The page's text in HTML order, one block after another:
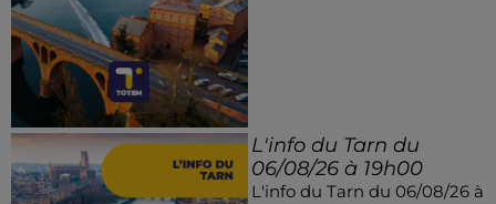
L'info du Tarn du
06/08/26 à 19h00
L'info du Tarn du 06/08/26 à